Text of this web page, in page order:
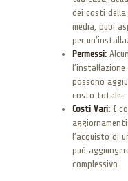
dei costi della
media, puoi
per
Permessi:
possono
costo totale.
Costi Vari: I
l’acquisto di
può
complessivo.